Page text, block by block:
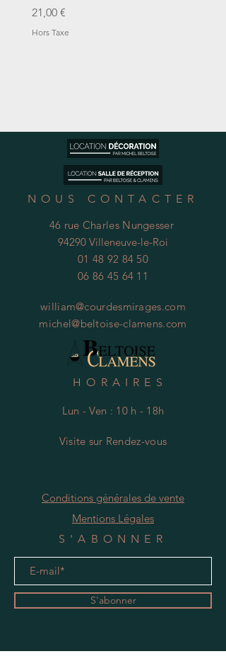
Prix
21,00 €
Hors Taxe
NOUS CONTACTER
46 rue Charles Nungesser
94290 Villeneuve-le-Roi
01 48 92 84 50
06 86 45 64 11
william@courdesmirages.com
michel@beltoise-clamens.com
HORAIRES
Lun - Ven : 10 h - 18h
Visite sur Rendez-vous
Conditions générales de vente
Mentions Légales
S'ABONNER
S'abonner